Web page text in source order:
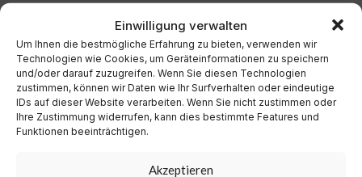
Einwilligung verwalten
Um Ihnen die bestmögliche Erfahrung zu bieten, verwenden wir
Technologien wie Cookies, um Geräteinformationen zu speichern
und/oder darauf zuzugreifen. Wenn Sie diesen Technologien
zustimmen, können wir Daten wie Ihr Surfverhalten oder eindeutige
IDs auf dieser Website verarbeiten. Wenn Sie nicht zustimmen oder
Ihre Zustimmung widerrufen, kann dies bestimmte Features und
Funktionen beeinträchtigen.
Akzeptieren
Dezember 2024
November 2024
Oktober 2024
September 2024
August 2024
Juli 2024
Juni 2024
Mai 2024